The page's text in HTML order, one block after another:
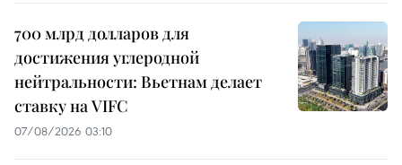
700 млрд долларов для
достижения углеродной
нейтральности: Вьетнам делает
ставку на VIFC
07/08/2026 03:10